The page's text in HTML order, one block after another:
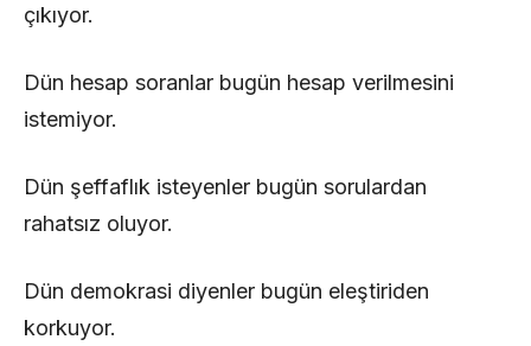
çıkıyor.
Dün hesap soranlar bugün hesap verilmesini
istemiyor.
Dün şeffaflık isteyenler bugün sorulardan
rahatsız oluyor.
Dün demokrasi diyenler bugün eleştiriden
korkuyor.